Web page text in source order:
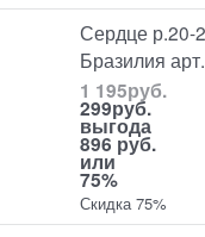
Сердце р.20-
Бразилия
1 195руб.
299руб.
выгода
896 руб.
или
75%
Скидка 75%